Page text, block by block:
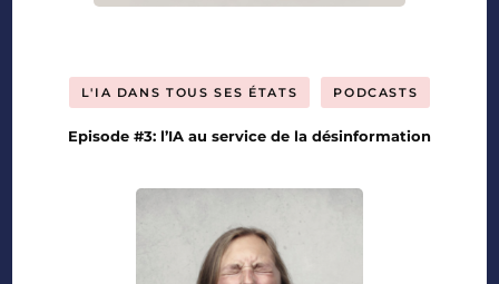
L'IA DANS TOUS SES ÉTATS PODCASTS
Episode #3: l’IA au service de la désinformation